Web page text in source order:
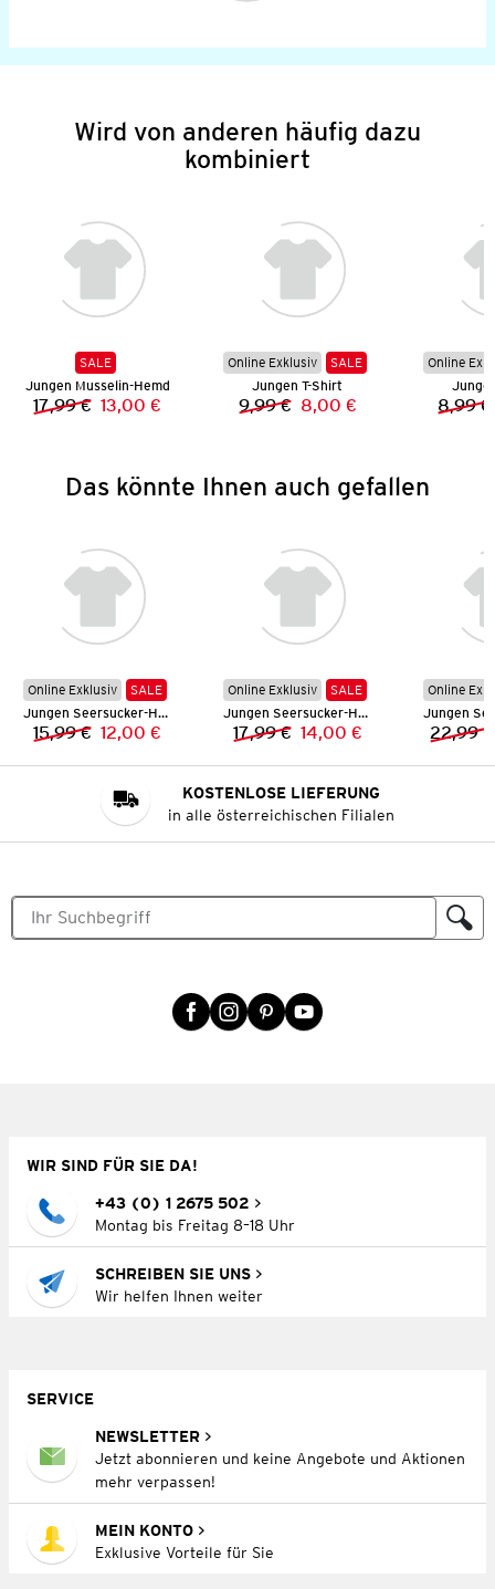
Wird von anderen häufig dazu
kombiniert
SALE
Jungen Musselin-Hemd
Vorheriger Preis:
17,99 € Neuer Preis:
13,00 €
Online Exklusiv
SALE
Jungen T-Shirt
Vorheriger Preis:
9,99 € Neuer Preis:
8,00 €
Online
8,99 €
Das könnte Ihnen auch gefallen
Online Exklusiv
SALE
Jungen Seersucker-Hemd
Vorheriger Preis:
15,99 € Neuer Preis:
12,00 €
Online Exklusiv
SALE
Jungen Seersucker-Hemd
Vorheriger Preis:
17,99 € Neuer Preis:
14,00 €
Online
22,99 €
KOSTENLOSE LIEFERUNG
in alle österreichischen Filialen
WIR SIND FÜR SIE DA!
+43 (0) 1 2675 502
Montag bis Freitag 8–18 Uhr
SCHREIBEN SIE UNS
Wir helfen Ihnen weiter
SERVICE
NEWSLETTER
Jetzt abonnieren und keine Angebote und Aktionen
mehr verpassen!
MEIN KONTO
Exklusive Vorteile für Sie